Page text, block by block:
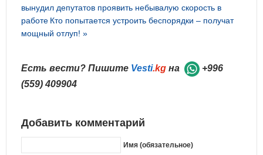
вынудил депутатов проявить небывалую скорость в
работе Кто попытается устроить беспорядки – получат
мощный отлуп! »
Есть вести? Пишите Vesti.kg на
+996
(559) 409904
Добавить комментарий
Имя (обязательное)